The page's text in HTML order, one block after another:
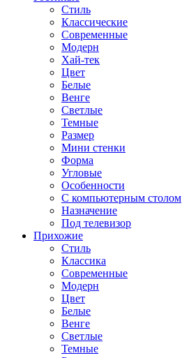
Стиль
Классические
Современные
Модерн
Хай-тек
Цвет
Белые
Венге
Светлые
Темные
Размер
Мини стенки
Форма
Угловые
Особенности
С компьютерным столом
Назначение
Под телевизор
Прихожие
Стиль
Классика
Современные
Модерн
Цвет
Белые
Венге
Светлые
Темные